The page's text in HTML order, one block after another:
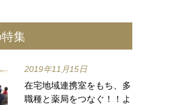
集
2019年11月15日
在宅地域連携室をもち、多
職種と薬局をつなぐ！！よ